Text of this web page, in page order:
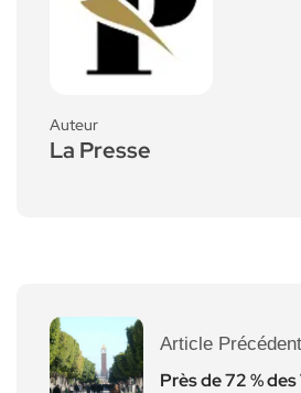
Auteur
La Presse
Article Précédent
Près de 72 %